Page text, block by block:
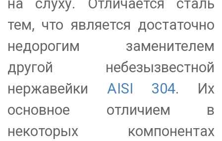
на слуху. Отличается сталь
тем, что является достаточно
недорогим заменителем
другой небезызвестной
нержавейки AISI 304. Их
основное отличием в
некоторых компонентах